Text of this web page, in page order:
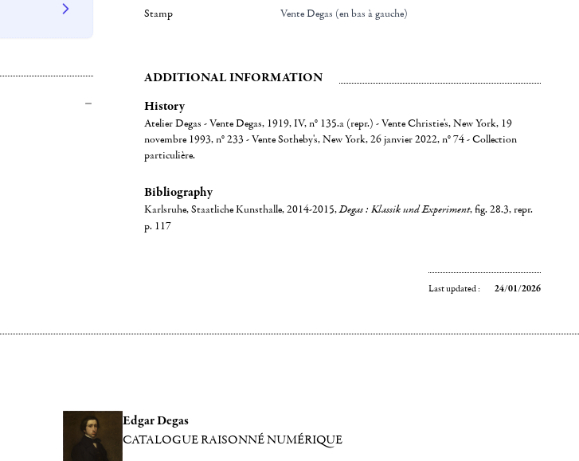
Stamp Vente Degas (en bas à gauche)
ADDITIONAL INFORMATION
History
Atelier Degas - Vente Degas, 1919, IV, n° 135.a (repr.) - Vente Christie's, New York, 19
novembre 1993, n° 233 - Vente Sotheby's, New York, 26 janvier 2022, n° 74 - Collection
particulière.
Bibliography
Karlsruhe, Staatliche Kunsthalle, 2014-2015,Degas : Klassik und Experiment, fig. 28.3, repr.
p. 117
Last updated : 24/01/2026
Edgar Degas
CATALOGUE RAISONNÉ NUMÉRIQUE